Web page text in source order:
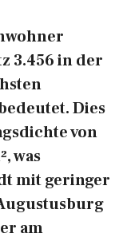
3.456 in der
Dies
von
was
mit geringer
am